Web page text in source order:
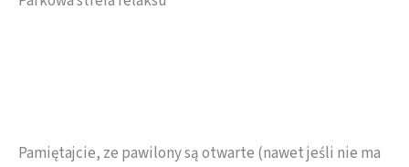
Pamiętajcie, ze pawilony są otwarte (nawet jeśli nie ma